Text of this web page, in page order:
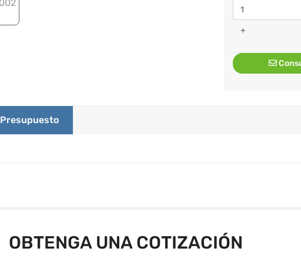
+
Presupuesto
OBTENGA UNA COTIZACIÓN